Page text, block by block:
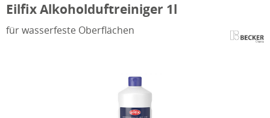
Eilfix Alkoholduftreiniger 1l
für wasserfeste Oberflächen